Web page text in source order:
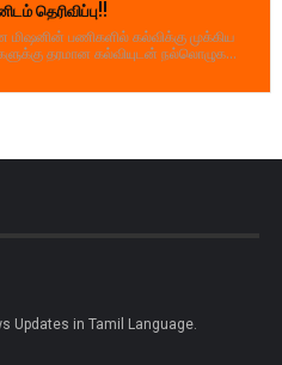
தெரிவிப்பு!!
மிஷனின் பணிகளில் கல்விக்கு முக்கிய
தரமான கல்வியுடன் நல்லொழுக...
Updates in Tamil Language.